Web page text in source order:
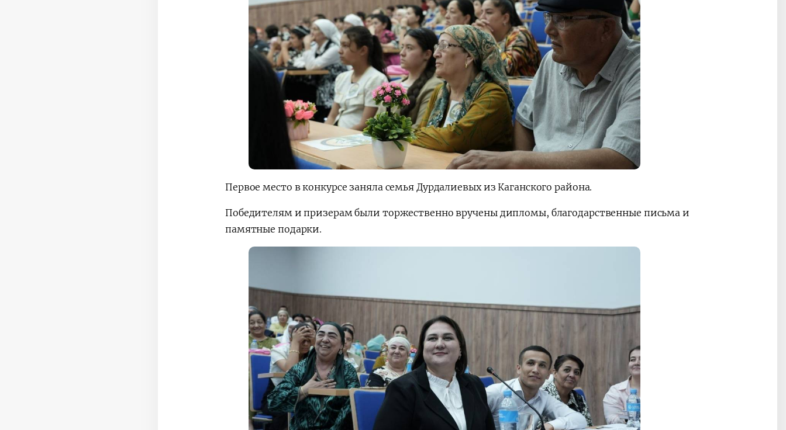
Первое место в конкурсе заняла семья Дурдалиевых из Каганского района.
Победителям и призерам были торжественно вручены дипломы, благодарственные письма и
памятные подарки.